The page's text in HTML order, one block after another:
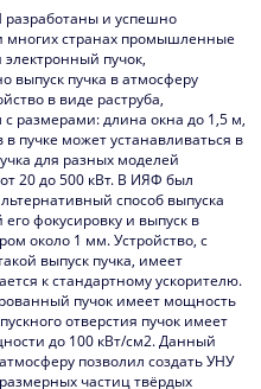
и успешно
многих странах промышленные
пучок,
выпуск пучка в атмосферу
в виде раструба,
размерами: длина окна до 1,5 м,
пучке может устанавливаться в
для разных моделей
20 до 500 кВт. В ИЯФ был
способ выпуска
фокусировку и выпуск в
около 1 мм. Устройство, с
выпуск пучка, имеет
к стандартному ускорителю.
пучок имеет мощность
отверстия пучок имеет
до 100 кВт/см2. Данный
позволил создать УНУ
частиц твёрдых